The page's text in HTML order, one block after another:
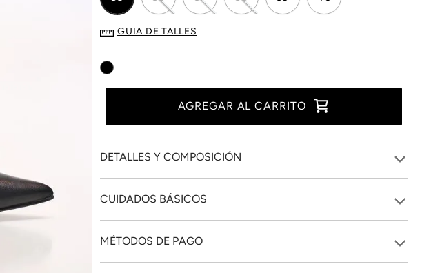
GUIA DE TALLES
AGREGAR AL CARRITO
DETALLES Y COMPOSICIÓN
CUIDADOS BÁSICOS
MÉTODOS DE PAGO